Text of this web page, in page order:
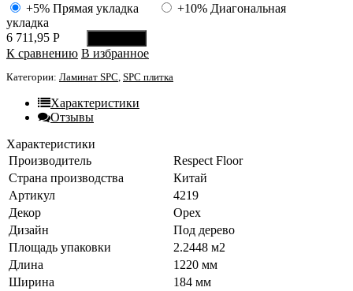
+5% Прямая укладка
+10% Диагональная
укладка
6 711,95 Р
К сравнению В избранное
Категории: Ламинат SPC SPC плитка
Характеристики
Отзывы
Характеристики
Производитель
Respect Floor
Страна производства
Китай
Артикул
4219
Декор
Орех
Дизайн
Под дерево
Площадь упаковки
2.2448 м2
Длина
1220 мм
Ширина
184 мм